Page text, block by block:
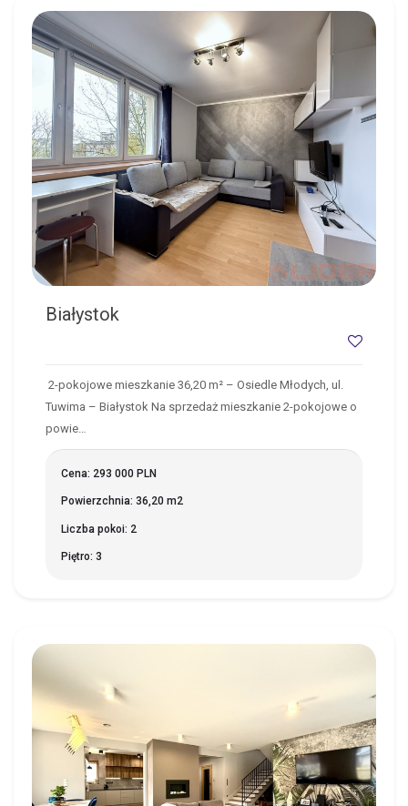
BIAŁYSTOK
Białystok
2-pokojowe mieszkanie 36,20 m² – Osiedle Młodych, ul.
Tuwima – Białystok Na sprzedaż mieszkanie 2-pokojowe o
powie…
Cena: 293 000 PLN
Powierzchnia: 36,20 m2
Liczba pokoi: 2
Piętro: 3